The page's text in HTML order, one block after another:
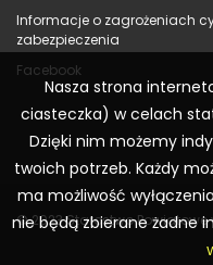
Informacje o zagrożeniach
zabezpieczenia
Facebook
© 2023 Starostwo Powiatowe
Nasza strona
ciasteczka) w celach
Dzięki nim możemy
twoich potrzeb. Każdy
ma możliwość
nie będą zbierane żadne